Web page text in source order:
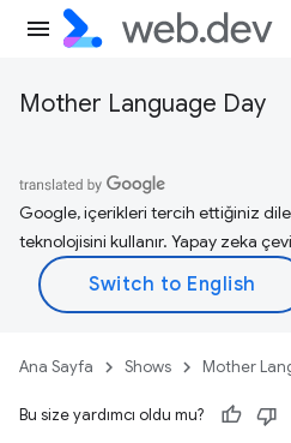
Mother Language Day
Google, içerikleri tercih ettiğiniz
teknolojisini kullanır. Yapay zeka
Ana Sayfa Shows Mother
Bu size yardımcı oldu mu?